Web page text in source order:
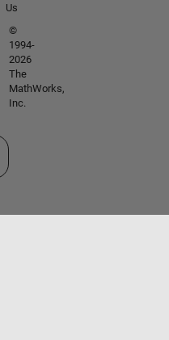
Us
©
1994-
2026
The
MathWorks,
Inc.
un site web